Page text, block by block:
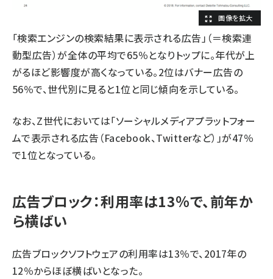
「検索エンジンの検索結果に表示される広告」（＝検索連
動型広告）が全体の平均で65％となりトップに。年代が上
がるほど影響度が高くなっている。2位はバナー広告の
56％で、世代別に見ると1位と同じ傾向を示している。
なお、Z世代においては「ソーシャルメディアプラットフォー
ムで表示される広告（Facebook、Twitterなど）」が47％
で1位となっている。
広告ブロック：利用率は13％で、前年か
ら横ばい
広告ブロックソフトウェアの利用率は13％で、2017年の
12％からほぼ横ばいとなった。